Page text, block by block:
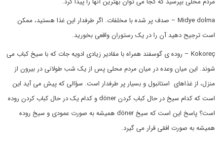
Midye dolma – صدف پر شده با مخلفات. اگر طرفدار این غذا هستید، ممکن
است ترجیح دهید آن را در یک رستوران واقعی بخورید.
Kokoreç – روده ی گوسفند همراه با مقادیر زیادی ادویه جات که با سیخ کباب می
شوند. این میان وعده در میان مردم محلی پس از یک شب طولانی در بیرون از
منزل، از غذاهای استانبول و بسیار پر طرفدار است. سؤالی که پیش می آید این
است که کدام سیخ در حال کباب کردن döner و کدام یک در حال کباب کردن روده
است؟ پاسخ این است که سیخ döner همیشه به صورت عمودی و سیخ روده
همیشه به صورت افقی قرار می گیرد.